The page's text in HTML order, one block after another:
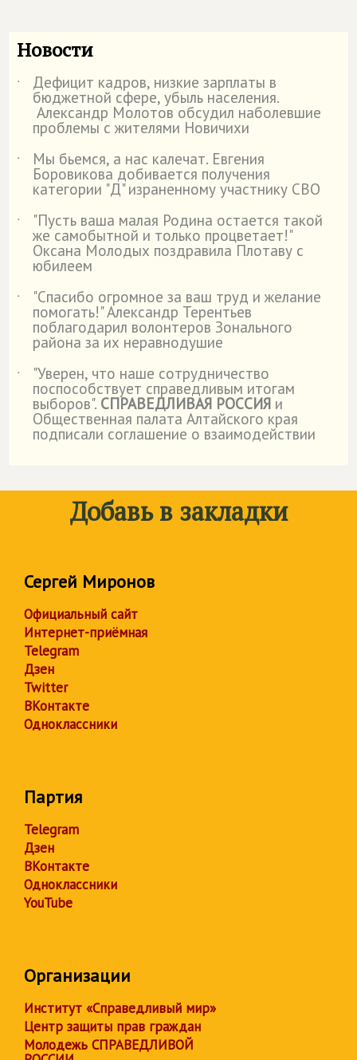
Новости
˙ Дефицит кадров, низкие зарплаты в
бюджетной сфере, убыль населения.
Александр Молотов обсудил наболевшие
проблемы с жителями Новичихи
˙
Мы бьемся, а нас калечат. Евгения
Боровикова добивается получения
категории "Д" израненному участнику СВО
˙
"Пусть ваша малая Родина остается такой
же самобытной и только процветает!"
Оксана Молодых поздравила Плотаву с
юбилеем
˙
"Спасибо огромное за ваш труд и желание
помогать!" Александр Терентьев
поблагодарил волонтеров Зонального
района за их неравнодушие
˙
"Уверен, что наше сотрудничество
поспособствует справедливым итогам
выборов". СПРАВЕДЛИВАЯ РОССИЯ и
Общественная палата Алтайского края
подписали соглашение о взаимодействии
Добавь в закладки
Сергей Миронов
Официальный сайт
Интернет-приёмная
Telegram
Дзен
Twitter
ВКонтакте
Одноклассники
Партия
Telegram
Дзен
ВКонтакте
Одноклассники
YouTube
Организации
Институт «Справедливый мир»
Центр защиты прав граждан
Молодежь СПРАВЕДЛИВОЙ